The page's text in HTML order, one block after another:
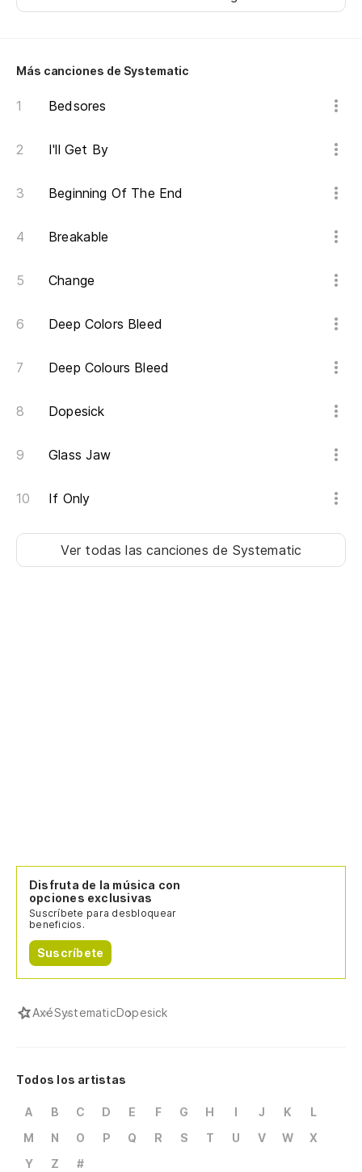
Más canciones de Systematic
Bedsores
I'll Get By
Beginning Of The End
Breakable
Change
Deep Colors Bleed
Deep Colours Bleed
Dopesick
Glass Jaw
If Only
Ver todas las canciones de Systematic
Disfruta de la música con
opciones exclusivas
Suscríbete para desbloquear
beneficios.
Suscríbete
AxéSystematicDopesick
Todos los artistas
A B C D E F G H I J K
L
M
N O P Q R S T U V W
X
Y
Z #